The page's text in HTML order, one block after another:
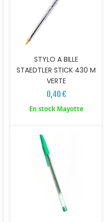
STYLO A BILLE
STAEDTLER STICK 430 M
VERTE
0,40 €
En stock Mayotte